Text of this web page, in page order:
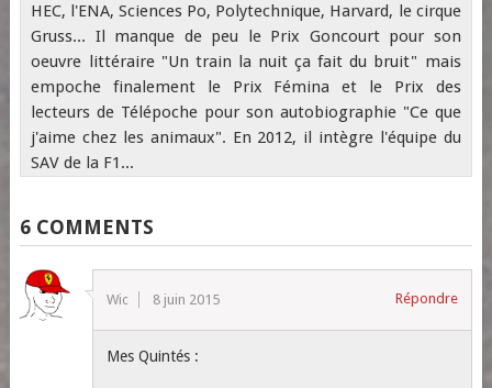
HEC, l'ENA, Sciences Po, Polytechnique, Harvard, le cirque
Gruss... Il manque de peu le Prix Goncourt pour son
oeuvre littéraire "Un train la nuit ça fait du bruit" mais
empoche finalement le Prix Fémina et le Prix des
lecteurs de Télépoche pour son autobiographie "Ce que
j'aime chez les animaux". En 2012, il intègre l'équipe du
SAV de la F1...
6 COMMENTS
Wic 8 juin 2015 Répondre
Mes Quintés :